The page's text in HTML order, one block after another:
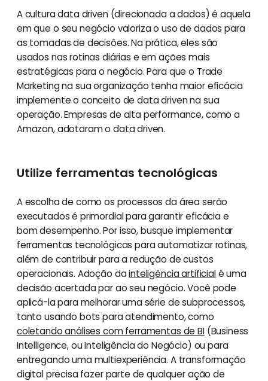
A cultura data driven (direcionada a dados) é aquela
em que o seu negócio valoriza o uso de dados para
as tomadas de decisões. Na prática, eles são
usados nas rotinas diárias e em ações mais
estratégicas para o negócio. Para que o Trade
Marketing na sua organização tenha maior eficácia
implemente o conceito de data driven na sua
operação. Empresas de alta performance, como a
Amazon, adotaram o data driven.
Utilize ferramentas tecnológicas
A escolha de como os processos da área serão
executados é primordial para garantir eficácia e
bom desempenho. Por isso, busque implementar
ferramentas tecnológicas para automatizar rotinas,
além de contribuir para a redução de custos
operacionais. Adoção dainteligência artificialé uma
decisão acertada par ao seu negócio. Você pode
aplicá-la para melhorar uma série de subprocessos,
tanto usando bots para atendimento, como
coletando análises com ferramentas de BI(Business
Intelligence, ou Inteligência do Negócio) ou para
entregando uma multiexperiência. A transformação
digital precisa fazer parte de qualquer ação de